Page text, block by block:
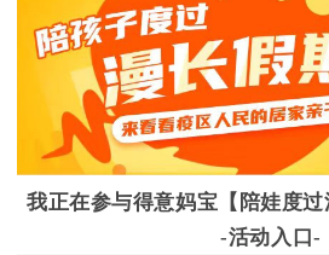
我正在参与得意妈宝【陪娃度
-活动入口-